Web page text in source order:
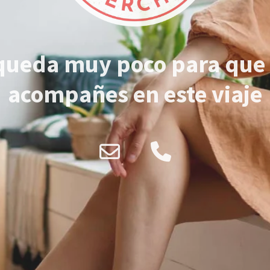
muy poco para
acompañes en este viaje